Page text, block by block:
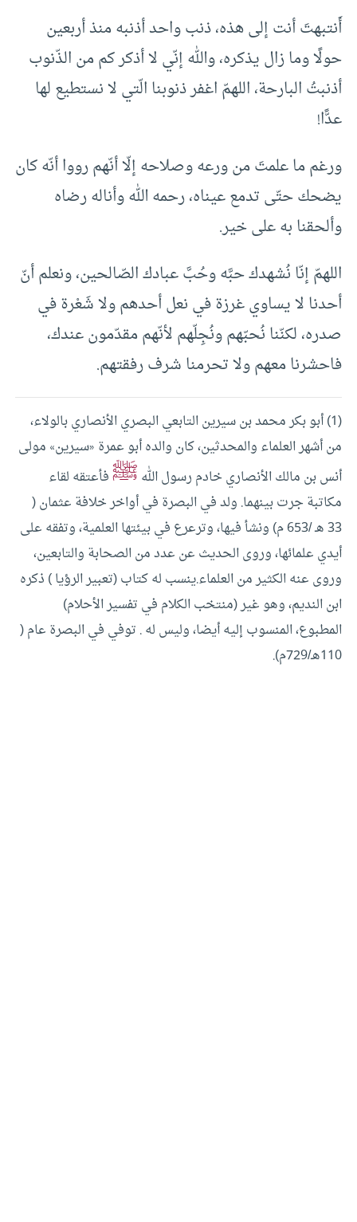
أَنتبهتَ أنت إلى هذه، ذنب واحد أذنبه منذ أربعين
حولًا وما زال يذكره، والله إنّي لا أذكر كم من الذّنوب
أذنبتُ البارحة، اللهمّ اغفر ذنوبنا الّتي لا نستطيع لها
عدًّا!
ورغم ما علمتَ من ورعه وصلاحه إلّا أنّهم رووا أنّه كان
يضحك حتّى تدمع عيناه، رحمه الله وأناله رضاه
وألحقنا به على خير.
اللهمّ إنّا نُشهدك حبَّه وحُبَّ عبادك الصّالحين، ونعلم أنّ
أحدنا لا يساوي غرزة في نعل أحدهم ولا شَعْرة في
صدره، لكنّنا نُحبّهم ونُجِلّهم لأنّهم مقدّمون عندك،
فاحشرنا معهم ولا تحرمنا شرف رفقتهم.
(1) أبو بكر محمد بن سيرين التابعي البصري الأنصاري بالولاء،
من أشهر العلماء والمحدثين، كان والده أبو عمرة «سيرين» مولى
أنس بن مالك الأنصاري خادم رسول الله ﷺفأعتقه لقاء
مكاتبة جرت بينهما. ولد في البصرة في أواخر خلافة عثمان (
33 هـ /653 م) ونشأ فيها، وترعرع في بيئتها العلمية، وتفقه على
أيدي علمائها، وروى الحديث عن عدد من الصحابة والتابعين،
وروى عنه الكثير من العلماء.ينسب له كتاب (تعبير الرؤيا ) ذكره
ابن النديم، وهو غير (منتخب الكلام في تفسير الأحلام)
المطبوع، المنسوب إليه أيضا، وليس له . توفي في البصرة عام (
110هـ/729م).